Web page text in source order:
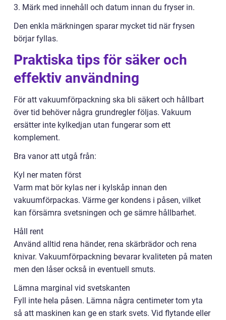
3. Märk med innehåll och datum innan du fryser in.
Den enkla märkningen sparar mycket tid när frysen
börjar fyllas.
Praktiska tips för säker och
effektiv användning
För att vakuumförpackning ska bli säkert och hållbart
över tid behöver några grundregler följas. Vakuum
ersätter inte kylkedjan utan fungerar som ett
komplement.
Bra vanor att utgå från:
Kyl ner maten först
Varm mat bör kylas ner i kylskåp innan den
vakuumförpackas. Värme ger kondens i påsen, vilket
kan försämra svetsningen och ge sämre hållbarhet.
Håll rent
Använd alltid rena händer, rena skärbrädor och rena
knivar. Vakuumförpackning bevarar kvaliteten på maten
men den låser också in eventuell smuts.
Lämna marginal vid svetskanten
Fyll inte hela påsen. Lämna några centimeter tom yta
så att maskinen kan ge en stark svets. Vid flytande eller